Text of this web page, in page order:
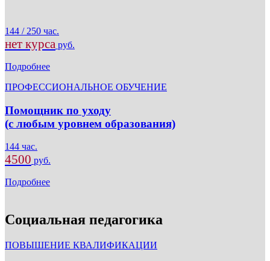
144 / 250 час.
нет курса руб.
Подробнее
ПРОФЕССИОНАЛЬНОЕ ОБУЧЕНИЕ
Помощник по уходу
(с любым уровнем образования)
144 час.
4500 руб.
Подробнее
Социальная педагогика
ПОВЫШЕНИЕ КВАЛИФИКАЦИИ